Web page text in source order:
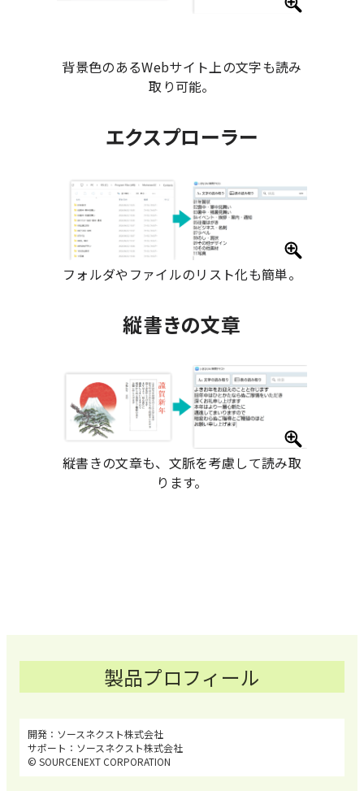
背景色のあるWebサイト上の文字も読み
取り可能。
エクスプローラー
フォルダやファイルのリスト化も簡単。
縦書きの文章
縦書きの文章も、文脈を考慮して読み取
ります。
製品プロフィール
ソースネクスト株式会社
ソースネクスト株式会社
© SOURCENEXT CORPORATION